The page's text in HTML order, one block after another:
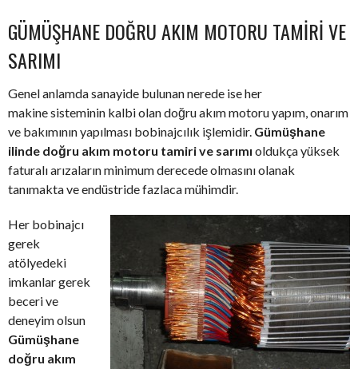
GÜMÜŞHANE DOĞRU AKIM MOTORU TAMIRI VE
SARIMI
Genel anlamda sanayide bulunan nerede ise her
makine sisteminin kalbi olan doğru akım motoru yapım, onarım
ve bakımının yapılması bobinajcılık işlemidir. Gümüşhane
ilinde doğru akım motoru tamiri ve sarımı oldukça yüksek
faturalı arızaların minimum derecede olmasını olanak
tanımakta ve endüstride fazlaca mühimdir.
Her bobinajcı
gerek
atölyedeki
imkanlar gerek
beceri ve
deneyim olsun
Gümüşhane
doğru akım